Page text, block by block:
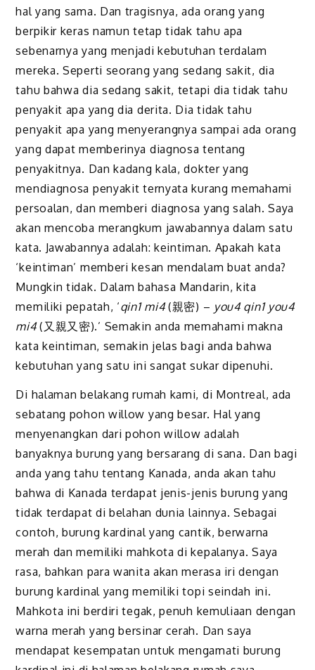
hal yang sama. Dan tragisnya, ada orang yang
berpikir keras namun tetap tidak tahu apa
sebenarnya yang menjadi kebutuhan terdalam
mereka. Seperti seorang yang sedang sakit, dia
tahu bahwa dia sedang sakit, tetapi dia tidak tahu
penyakit apa yang dia derita. Dia tidak tahu
penyakit apa yang menyerangnya sampai ada orang
yang dapat memberinya diagnosa tentang
penyakitnya. Dan kadang kala, dokter yang
mendiagnosa penyakit ternyata kurang memahami
persoalan, dan memberi diagnosa yang salah. Saya
akan mencoba merangkum jawabannya dalam satu
kata. Jawabannya adalah: keintiman. Apakah kata
‘keintiman’ memberi kesan mendalam buat anda?
Mungkin tidak. Dalam bahasa Mandarin, kita
memiliki pepatah, ‘qin1 mi4(親密) – you4 qin1 you4
mi4(又親又密).’ Semakin anda memahami makna
kata keintiman, semakin jelas bagi anda bahwa
kebutuhan yang satu ini sangat sukar dipenuhi.
Di halaman belakang rumah kami, di Montreal, ada
sebatang pohon willow yang besar. Hal yang
menyenangkan dari pohon willow adalah
banyaknya burung yang bersarang di sana. Dan bagi
anda yang tahu tentang Kanada, anda akan tahu
bahwa di Kanada terdapat jenis-jenis burung yang
tidak terdapat di belahan dunia lainnya. Sebagai
contoh, burung kardinal yang cantik, berwarna
merah dan memiliki mahkota di kepalanya. Saya
rasa, bahkan para wanita akan merasa iri dengan
burung kardinal yang memiliki topi seindah ini.
Mahkota ini berdiri tegak, penuh kemuliaan dengan
warna merah yang bersinar cerah. Dan saya
mendapat kesempatan untuk mengamati burung